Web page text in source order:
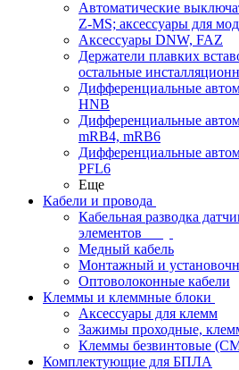
Автоматические
Z-MS; аксессуары для
Аксессуары DNW, FAZ
Держатели плавких
остальные
Дифференциальные
HNB
Дифференциальные
mRB4, mRB6
Дифференциальные
PFL6
Еще
Кабели и провода
Кабельная разводка
элементов
Медный кабель
Монтажный и
Оптоволоконные кабели
Клеммы и клеммные блоки
Аксессуары для клемм
Зажимы проходные,
Клеммы безвинтовые
Комплектующие для БПЛА